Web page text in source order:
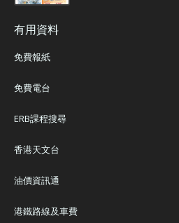
有用資料
免費報紙
免費電台
ERB課程搜尋
香港天文台
油價資訊通
港鐵路線及車費